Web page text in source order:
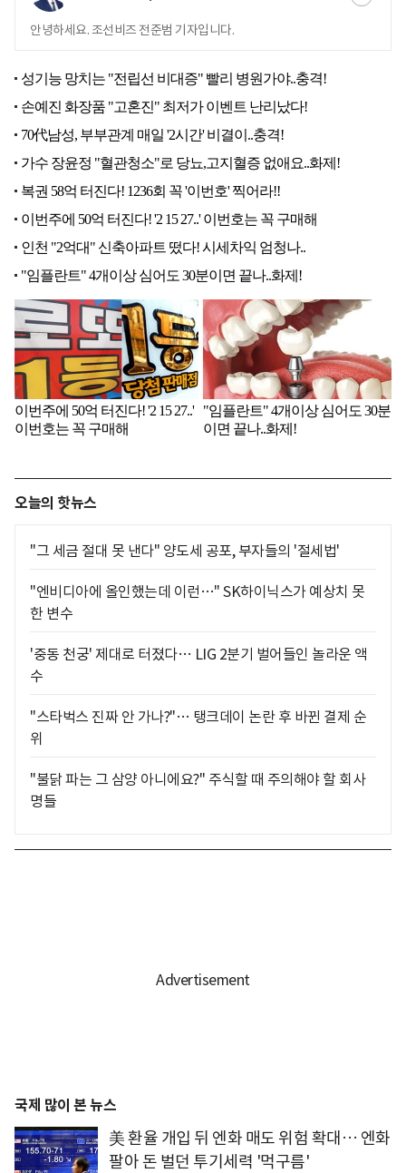
안녕하세요. 조선비즈 전준범 기자입니다.
오늘의 핫뉴스
"그 세금 절대 못 낸다" 양도세 공포, 부자들의 '절세법'
"엔비디아에 올인했는데 이런…" SK하이닉스가 예상치 못
한 변수
'중동 천궁' 제대로 터졌다… LIG 2분기 벌어들인 놀라운 액
수
"스타벅스 진짜 안 가나?"… 탱크데이 논란 후 바뀐 결제 순
위
"불닭 파는 그 삼양 아니에요?" 주식할 때 주의해야 할 회사
명들
국제 많이 본 뉴스
美 환율 개입 뒤 엔화 매도 위험 확대… 엔화
팔아 돈 벌던 투기세력 '먹구름'